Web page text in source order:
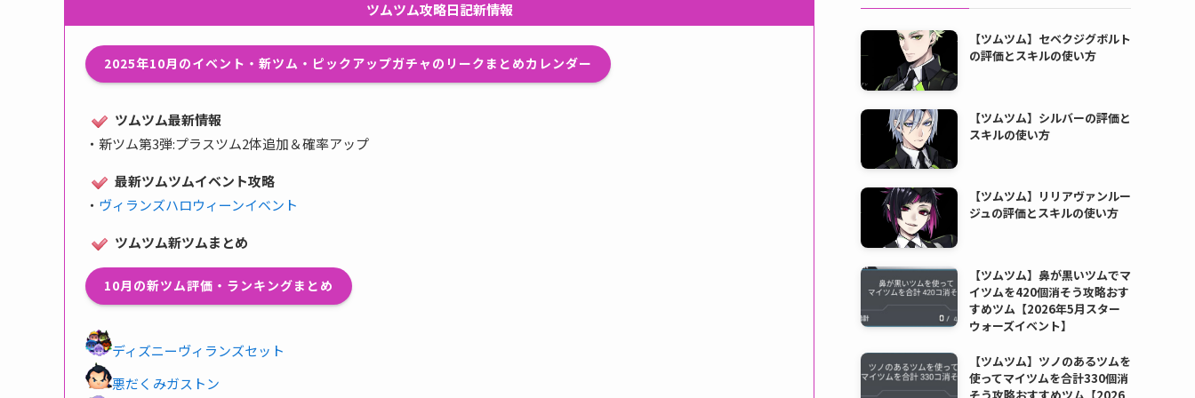
ツムツム攻略日記新情報
2025年10月のイベント・新ツム・ピックアップガチャのリークまとめカレンダー
ツムツム最新情報
・ 新ツム第3弾:プラスツム2体追加＆確率アップ
最新ツムツムイベント攻略
・ ヴィランズハロウィーンイベント
ツムツム新ツムまとめ
10月の新ツム評価・ランキングまとめ
ディズニーヴィランズセット
悪だくみガストン
【ツムツム】セベクジグボルト
の評価とスキルの使い方
【ツムツム】シルバーの評価と
スキルの使い方
【ツムツム】リリアヴァンルー
ジュの評価とスキルの使い方
【ツムツム】鼻が黒いツムでマ
イツムを420個消そう攻略おす
すめツム【2026年5月スター
ウォーズイベント】
【ツムツム】ツノのあるツムを
使ってマイツムを合計330個消